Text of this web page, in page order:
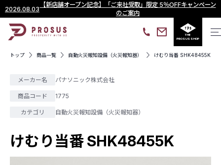
2026.08.03
【新店舗オープン記念】「ご来社受取」限定 5％OFFキャンペーン
のご案内
THE
PROSUS SHOP
トップ 商品一覧 自動火災報知設備（火災報知器） けむり当番 SHK48455K
メーカー名 パナソニック株式会社
商品コード 1775
カテゴリ 自動火災報知設備（火災報知器）
けむり当番 SHK48455K